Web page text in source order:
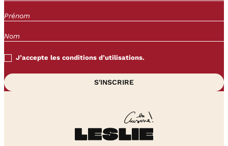
J’accepte les conditions d’utilisations.